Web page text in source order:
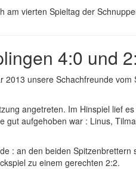
am vierten Spieltag der
4:0 und
unsere Schachfreunde
angetreten. Im Hinspiel lief
gut aufgehoben war : Linus,
: an den beiden
zu einem gerechten 2:2.